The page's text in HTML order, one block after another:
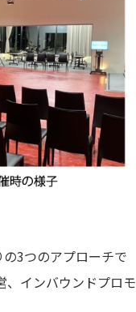
3つのアプローチで
、インバウンドプロモ